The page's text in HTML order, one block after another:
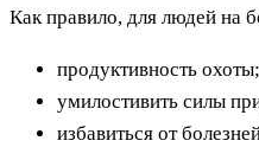
Как правило, для людей на
продуктивность охоты;
умилостивить силы
избавиться от